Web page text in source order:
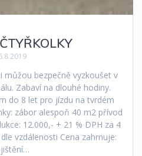
můžou bezpečně vyzkoušet v
Zabaví na dlouhé hodiny.
do 8 let pro jízdu na tvrdém
zábor alespoň 40 m2 přívod
12.000,- + 21 % DPH za 4
vzdálenosti Cena zahrnuje: